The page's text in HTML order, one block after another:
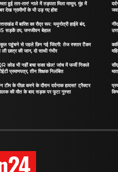
हुई तार-तार! नाले में तड़पता मिला मासूम, मुंह में
देख ग्रामीणों के भी उड़ गए होश
में बारिश का रौद्र रूप: यमुनोत्री हाईवे बंद,
सड़कें ठप, जनजीवन बेहाल
पहुंचने से पहले छिन गई जिंदगी: तेज रफ्तार टैंकर
ली छात्र की जान, दो साथी गंभीर
कोड भी नहीं बचा सका खेल! जांच में फर्जी निकले
प्रमाणपत्र, तीन शिक्षक निलंबित
टीम के पीछा करने के दौरान दर्दनाक हादसा! ट्रैक्टर
की मौत के बाद सड़क पर फूटा गुस्सा